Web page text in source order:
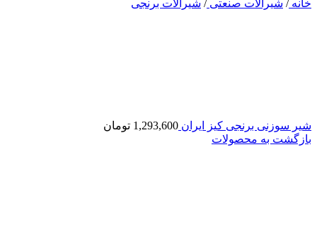
خانه/ شیرآلات صنعتی/ شیرآلات برنجی
شیر سوزنی برنجی کیز ایران 1,293,600 تومان
بازگشت به محصولات